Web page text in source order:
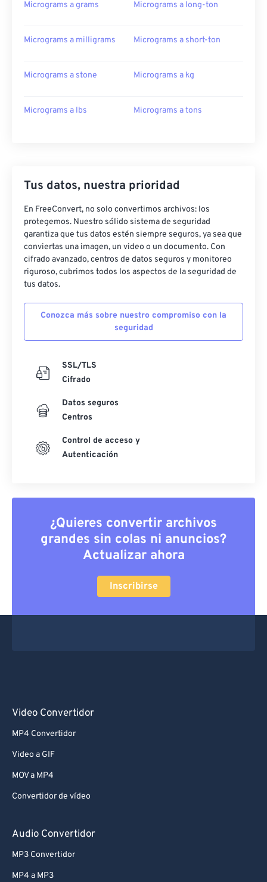
Micrograms a grams Micrograms a long-ton
Micrograms a milligrams Micrograms a short-ton
Micrograms a stone Micrograms a kg
Micrograms a lbs Micrograms a tons
Tus datos, nuestra prioridad
En FreeConvert, no solo convertimos archivos: los
protegemos. Nuestro sólido sistema de seguridad
garantiza que tus datos estén siempre seguros, ya sea que
conviertas una imagen, un video o un documento. Con
cifrado avanzado, centros de datos seguros y monitoreo
riguroso, cubrimos todos los aspectos de la seguridad de
tus datos.
Conozca más sobre nuestro compromiso con la
seguridad
SSL/TLS
Cifrado
Datos seguros
Centros
Control de acceso y
Autenticación
¿Quieres convertir archivos
grandes sin colas ni anuncios?
Actualizar ahora
Inscribirse
Video Convertidor
MP4 Convertidor
Video a GIF
MOV a MP4
Convertidor de vídeo
Audio Convertidor
MP3 Convertidor
MP4 a MP3